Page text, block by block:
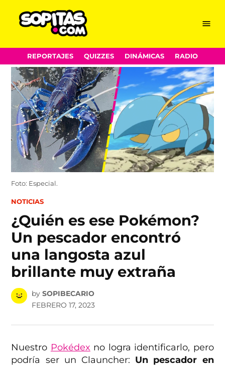
Skip
to
content
Menu
REPORTAJES QUIZZES DINÁMICAS RADIO
Foto: Especial.
POSTED
NOTICIAS
¿Quién es ese Pokémon?
Un pescador encontró
una langosta azul
brillante muy extraña
by SOPIBECARIO
FEBRERO 17, 2023
Nuestro Pokédex no logra identificarlo, pero
podría ser un Clauncher: Un pescador en